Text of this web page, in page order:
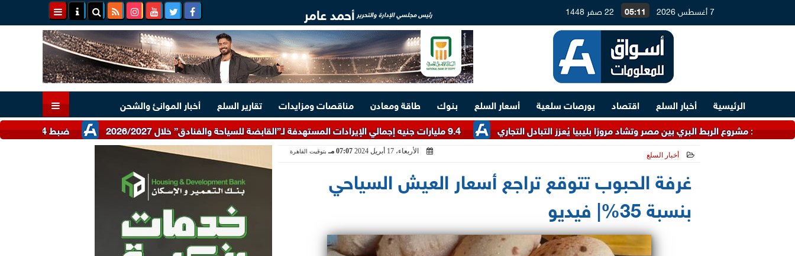
7 أغسطس 2026 05:11 22 صفر 1448 رئيس مجلسي الإدارة والتحرير أحمد عامر
الرئيسية أخبار السلع اقتصاد بورصات سلعية أسعار السلع بنوك طاقة ومعادن مناقصات ومزايدات تقارير السلع
أخبار الموانئ والشحن
ضبط 24 طن دقيق أبيض وبلدي مدعم عبر شرطة التموين
9.4 مليارات جنيه إجمالي الإيرادات المستهدفة لـ”القابضة للسياحة والفنادق” خلال 2026/2027 الربط البري بين مصر وتشاد مرورًا بليبيا يُعزز التبادل التجاري
أخبار السلع الأربعاء، 17 أبريل 2024 07:07 مـ بتوقيت القاهرة
غرفة الحبوب تتوقع تراجع أسعار العيش السياحي
بنسبة 35%| فيديو